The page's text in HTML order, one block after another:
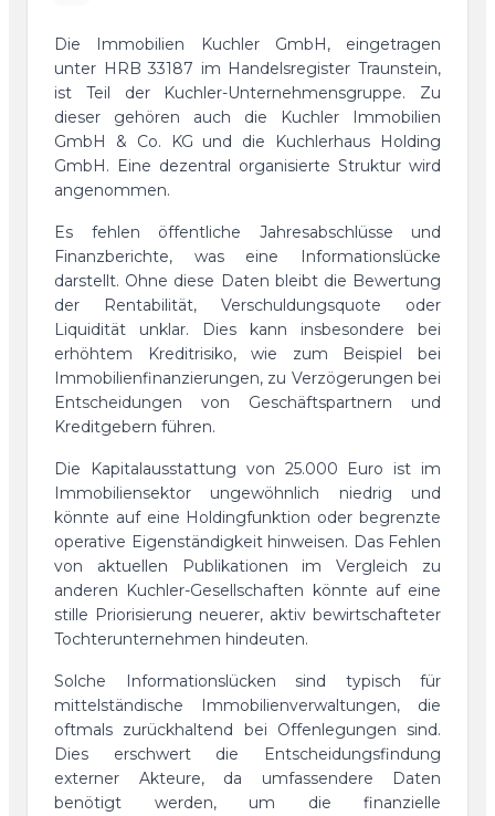
Die Immobilien Kuchler GmbH, eingetragen
unter HRB 33187 im Handelsregister Traunstein,
ist Teil der Kuchler-Unternehmensgruppe. Zu
dieser gehören auch die Kuchler Immobilien
GmbH & Co. KG und die Kuchlerhaus Holding
GmbH. Eine dezentral organisierte Struktur wird
angenommen.
Es fehlen öffentliche Jahresabschlüsse und
Finanzberichte, was eine Informationslücke
darstellt. Ohne diese Daten bleibt die Bewertung
der Rentabilität, Verschuldungsquote oder
Liquidität unklar. Dies kann insbesondere bei
erhöhtem Kreditrisiko, wie zum Beispiel bei
Immobilienfinanzierungen, zu Verzögerungen bei
Entscheidungen von Geschäftspartnern und
Kreditgebern führen.
Die Kapitalausstattung von 25.000 Euro ist im
Immobiliensektor ungewöhnlich niedrig und
könnte auf eine Holdingfunktion oder begrenzte
operative Eigenständigkeit hinweisen. Das Fehlen
von aktuellen Publikationen im Vergleich zu
anderen Kuchler-Gesellschaften könnte auf eine
stille Priorisierung neuerer, aktiv bewirtschafteter
Tochterunternehmen hindeuten.
Solche Informationslücken sind typisch für
mittelständische Immobilienverwaltungen, die
oftmals zurückhaltend bei Offenlegungen sind.
Dies erschwert die Entscheidungsfindung
externer Akteure, da umfassendere Daten
benötigt werden, um die finanzielle